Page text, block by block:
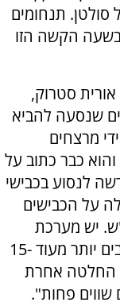
סולטן. תנחומים
בשעה הקשה הזו
סטרוק,
שנסעה להביא
מרצחים
כבר כתוב על
לנסוע בכבישי
על הכבישים
יש מערכת
כבישים חלופית. החיים של צאלה חשובים יותר מעוד 15-
החלטה אחרת
פחות".